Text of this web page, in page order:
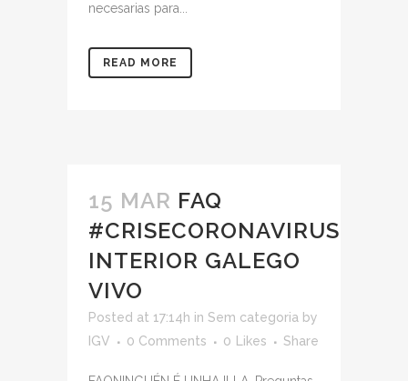
necesarias para...
READ MORE
15 MAR FAQ
#CRISECORONAVIRUS
INTERIOR GALEGO
VIVO
Posted at 17:14h in Sem categoria by
IGV
0 Comments 0 Likes Share